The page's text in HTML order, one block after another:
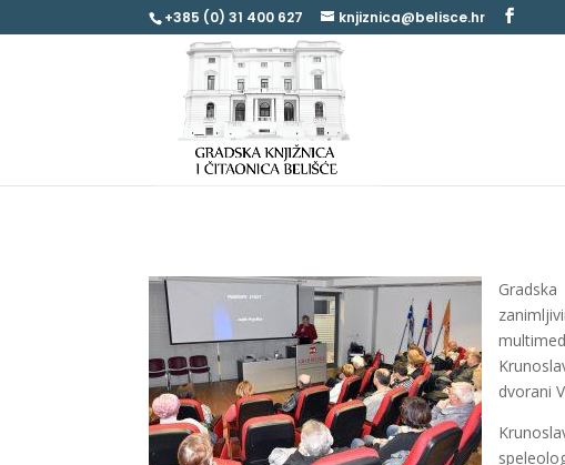
+385 (0) 31 400 627 knjiznica@belisce.hr
dvorani